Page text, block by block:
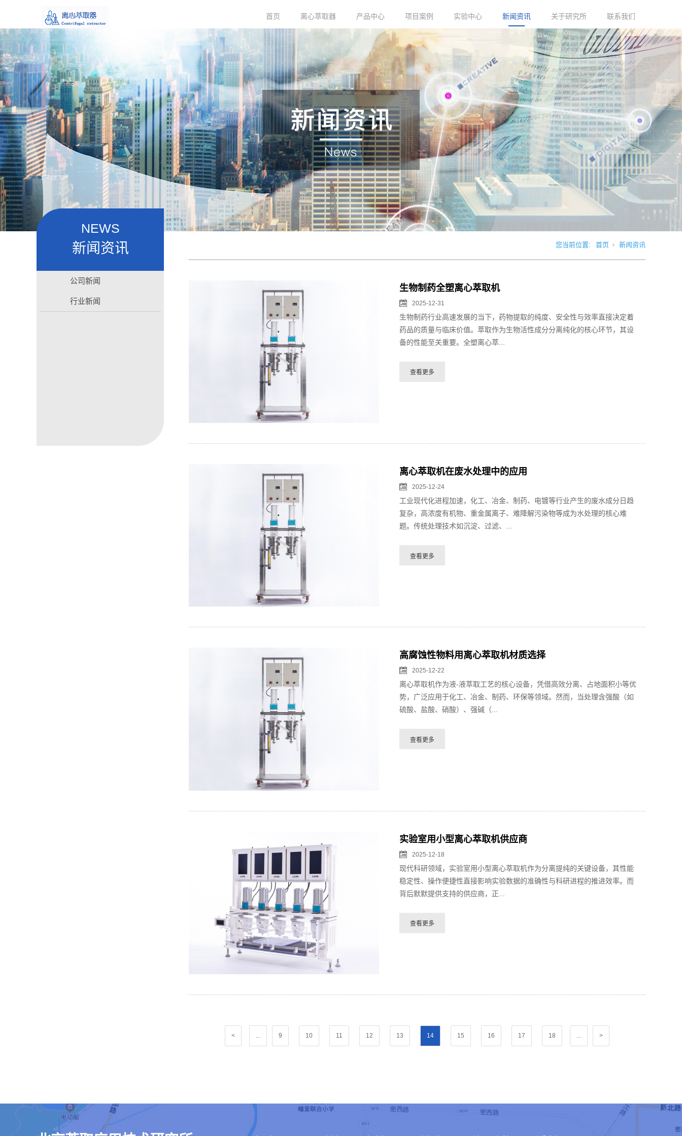
首页 离心萃取器 产品中心 项目案例 实验中心 新闻资讯 关于研究所 联系我们
您当前位置: 首页 新闻资讯
NEWS
新闻资讯
公司新闻
行业新闻
生物制药全塑离心萃取机
2025-12-31
生物制药行业高速发展的当下，药物提取的纯度、安全性与效率直接决定着
药品的质量与临床价值。萃取作为生物活性成分分离纯化的核心环节，其设
备的性能至关重要。全塑离心萃...
离心萃取机在废水处理中的应用
2025-12-24
工业现代化进程加速，化工、冶金、制药、电镀等行业产生的废水成分日趋
复杂，高浓度有机物、重金属离子、难降解污染物等成为水处理的核心难
题。传统处理技术如沉淀、过滤、...
高腐蚀性物料用离心萃取机材质选择
2025-12-22
离心萃取机作为液-液萃取工艺的核心设备，凭借高效分离、占地面积小等优
势，广泛应用于化工、冶金、制药、环保等领域。然而，当处理含强酸（如
硫酸、盐酸、硝酸）、强碱（...
实验室用小型离心萃取机供应商
2025-12-18
现代科研领域，实验室用小型离心萃取机作为分离提纯的关键设备，其性能
稳定性、操作便捷性直接影响实验数据的准确性与科研进程的推进效率。而
背后默默提供支持的供应商，正...
< 9 10 11 12 13 14 15 16 17 18 >